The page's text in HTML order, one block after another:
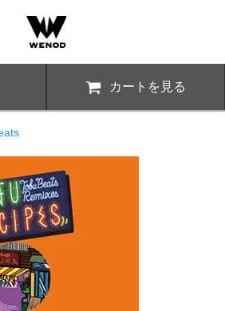
カートを見る